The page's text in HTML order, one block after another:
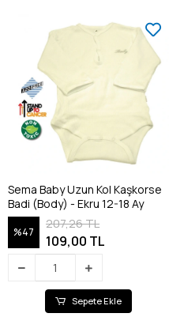
Sema Baby Uzun Kol Kaşkorse
Badi (Body) - Ekru 12-18 Ay
%47
207,26 TL
109,00 TL
Sepete Ekle